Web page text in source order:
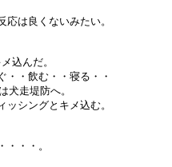
は良くないみたい。
込んだ。
・飲む・・寝る・・
走堤防へ。
シングとキメ込む。
・・。